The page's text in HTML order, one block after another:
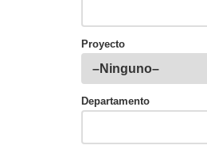
Proyecto
Departamento